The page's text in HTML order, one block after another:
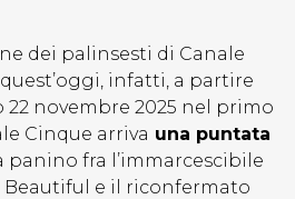
dei palinsesti di Canale
infatti, a partire
novembre 2025 nel primo
Cinque arriva una puntata
panino fra l’immarcescibile
e il riconfermato